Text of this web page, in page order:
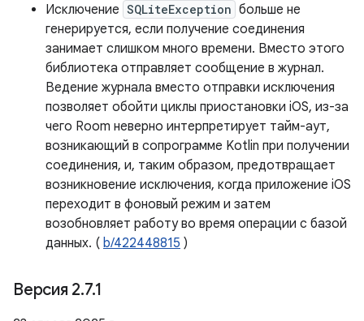
Исключение SQLiteException больше не
генерируется, если получение соединения
занимает слишком много времени. Вместо этого
библиотека отправляет сообщение в журнал.
Ведение журнала вместо отправки исключения
позволяет обойти циклы приостановки iOS, из-за
чего Room неверно интерпретирует тайм-аут,
возникающий в сопрограмме Kotlin при получении
соединения, и, таким образом, предотвращает
возникновение исключения, когда приложение iOS
переходит в фоновый режим и затем
возобновляет работу во время операции с базой
данных. ( b/422448815 )
Версия 2.7.1